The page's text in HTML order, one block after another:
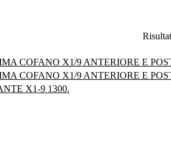
COFANO X1/9 ANTERIORE E
COFANO X1/9 ANTERIORE E
X1-9 1300.